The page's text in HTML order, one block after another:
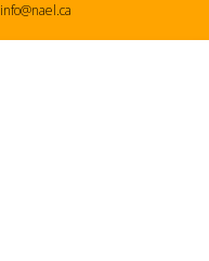
info@nael.ca